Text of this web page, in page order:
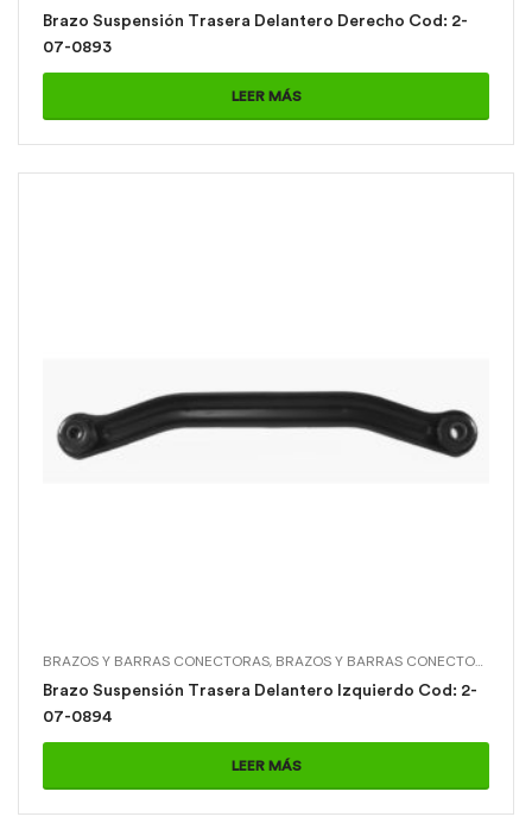
Brazo Suspensión Trasera Delantero Derecho Cod: 2-
07-0893
LEER MÁS
BRAZOS Y BARRAS CONECTORAS, BRAZOS Y BARRAS CONECTORAS > BRAZO SUSPENSIÓN TRASERA DELANTERO IZQUIERDO
Brazo Suspensión Trasera Delantero Izquierdo Cod: 2-
07-0894
LEER MÁS